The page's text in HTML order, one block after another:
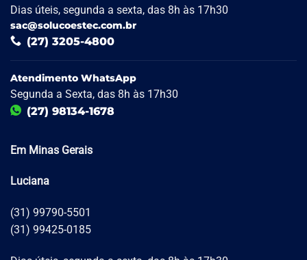
Dias úteis, segunda a sexta, das 8h às 17h30
sac@solucoestec.com.br
(27) 3205-4800
Atendimento WhatsApp
Segunda a Sexta, das 8h às 17h30
(27) 98134-1678
Em Minas Gerais
Luciana
(31) 99790-5501
(31) 99425-0185